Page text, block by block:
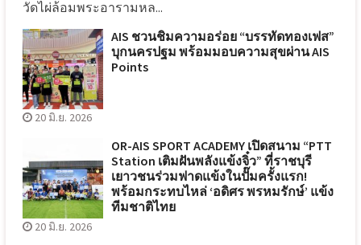
วัดไผ่ล้อมพระอารามหล...
AIS ชวนชิมความอร่อย “บรรทัดทองเฟส”
บุกนครปฐม พร้อมมอบความสุขผ่าน AIS
Points
20 มิ.ย. 2026
OR-AIS SPORT ACADEMY เปิดสนาม “PTT
Station เติมฝันพลังแข้งจิ๋ว” ที่ราชบุรี
เยาวชนร่วมฟาดแข้งในปั๊มครั้งแรก!
พร้อมกระทบไหล่ ‘อดิศร พรหมรักษ์’ แข้ง
ทีมชาติไทย
20 มิ.ย. 2026